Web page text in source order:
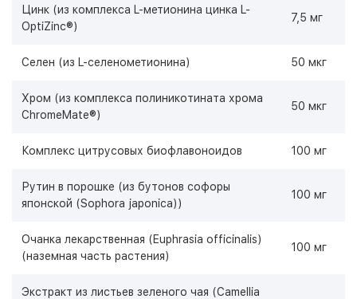
Цинк (из комплекса L-метионина цинка L-
OptiZinc®)
7,5 мг
Селен (из L-селенометионина) 50 мкг
Хром (из комплекса полиникотината хрома
ChromeMate®)
50 мкг
Комплекс цитрусовых биофлавоноидов 100 мг
Рутин в порошке (из бутонов софоры
японской (Sophora japonica))
100 мг
Очанка лекарственная (Euphrasia officinalis)
(наземная часть растения)
100 мг
Экстракт из листьев зеленого чая (Camellia